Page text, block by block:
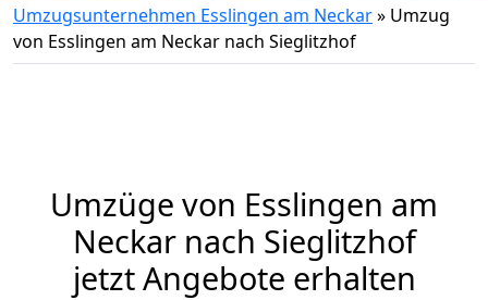
Umzugsunternehmen Esslingen am Neckar» Umzug
von Esslingen am Neckar nach Sieglitzhof
Umzüge von Esslingen am
Neckar nach Sieglitzhof
jetzt Angebote erhalten